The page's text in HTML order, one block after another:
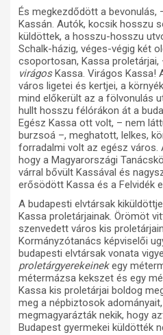
És megkezdődött a bevonulás,
Kassán. Autók, kocsik hosszu
küldöttek, a hosszu-hosszu
Schalk-házig, véges-végig két
csoportosan, Kassa proletárjai,
virágosKassa. Virágos Kassa!
város ligetei és kertjei, a
mind előkerült az a fölvonulás
hullt hosszu félórákon át a
Egész Kassa ott volt, – nem
burzsoá –, meghatott, lelkes,
forradalmi volt az egész város.
hogy a Magyarországi
várral bővült Kassával és
erősödött Kassa és a Felvidék
A budapesti elvtársak
Kassa proletárjainak. Örömöt
szenvedett város kis
Kormányzótanács képviselői
budapesti elvtársak vonata
proletárgyerekeinekegy
métermázsa kekszet és egy
Kassa kis proletárjai boldog
meg a népbiztosok
megmagyarázták nekik, hogy
Budapest gyermekei küldötték